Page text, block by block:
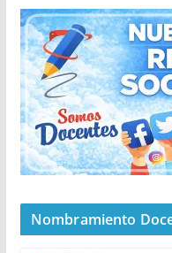
Nombramiento